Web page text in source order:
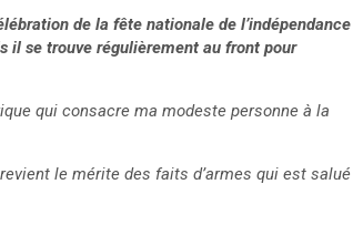
de la fête nationale de l’indépendance
il se trouve régulièrement au front pour
qui consacre ma modeste personne à la
le mérite des faits d’armes qui est salué